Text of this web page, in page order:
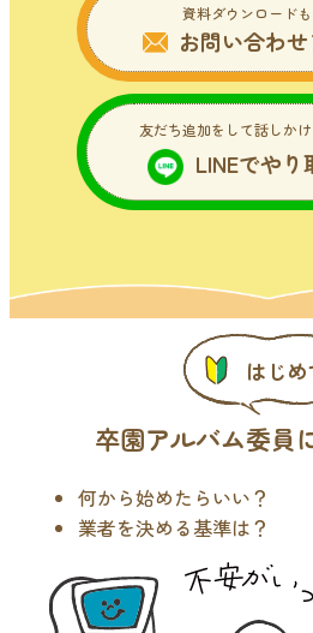
資料ダウンロード
お問い合わ
友だち追加をして話しか
LINEでやり
はじめ
卒園アルバム委員
何から始めたらいい？
業者を決める基準は？